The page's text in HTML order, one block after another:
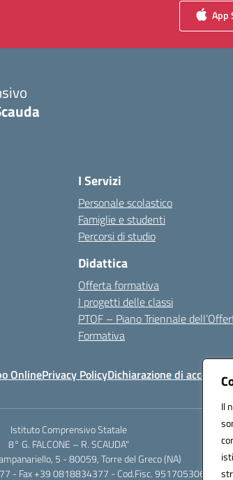
Il
App
I Servizi
Personale scolastico
Famiglie e studenti
Percorsi di studio
Didattica
Offerta formativa
I progetti delle classi
PTOF – Piano Triennale
Formativa
OnlinePrivacy PolicyDichiarazione di
Istituto Comprensivo Statale
8° G. FALCONE – R. SCAUDA"
5 - 80059, Torre del Greco (NA)
- Fax +39 0818834377 - Cod.Fisc. 95170530638